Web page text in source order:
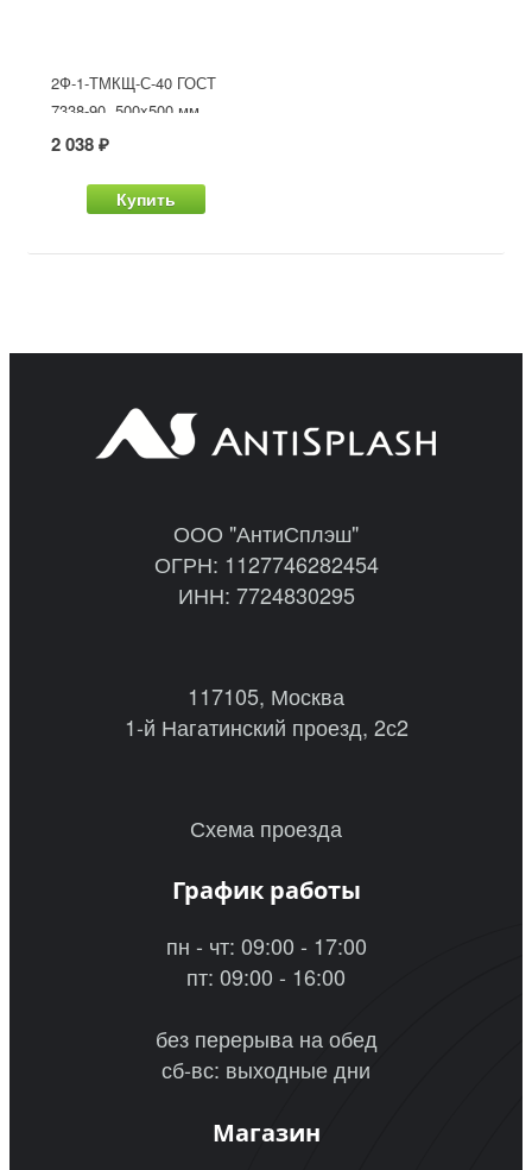
2Ф-1-ТМКЩ-С-40 ГОСТ
7338-90, 500x500 мм
2 038 ₽
Купить
ООО "АнтиСплэш"
ОГРН: 1127746282454
ИНН: 7724830295
117105, Москва
1-й Нагатинский проезд, 2с2
Схема проезда
График работы
пн - чт: 09:00 - 17:00
пт: 09:00 - 16:00
без перерыва на обед
сб-вс: выходные дни
Магазин